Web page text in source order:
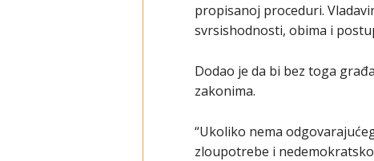
propisanoj proceduri.
svrsishodnosti, obima i
Dodao je da bi bez toga
zakonima.
“Ukoliko nema
zloupotrebe i